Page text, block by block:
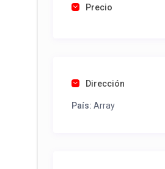
Una vez recibido
Precio
Dirección
País: Array